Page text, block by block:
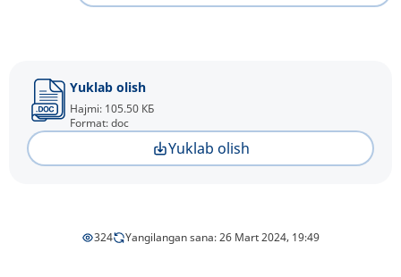
Yuklab olish
Hajmi: 105.50 КБ
Format: doc
Yuklab olish
324 Yangilangan sana: 26 Mart 2024, 19:49